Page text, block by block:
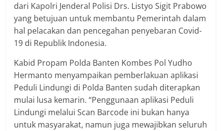
dari Kapolri Jenderal Polisi Drs. Listyo Sigit Prabowo
yang betujuan untuk membantu Pemerintah dalam
hal pelacakan dan pencegahan penyebaran Covid-
19 di Republik Indonesia.
Kabid Propam Polda Banten Kombes Pol Yudho
Hermanto menyampaikan pemberlakuan aplikasi
Peduli Lindungi di Polda Banten sudah diterapkan
mulai lusa kemarin. “Penggunaan aplikasi Peduli
Lindungi melalui Scan Barcode ini bukan hanya
untuk masyarakat, namun juga mewajibkan seluruh